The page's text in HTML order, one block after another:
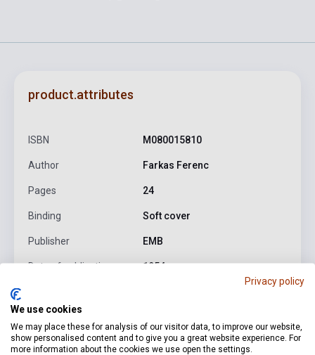
product.attributes
ISBN M080015810
Author Farkas Ferenc
Pages 24
Binding Soft cover
Publisher EMB
Date of publication 1954
Privacy policy
We use cookies
We may place these for analysis of our visitor data, to improve our website,
show personalised content and to give you a great website experience. For
more information about the cookies we use open the settings.